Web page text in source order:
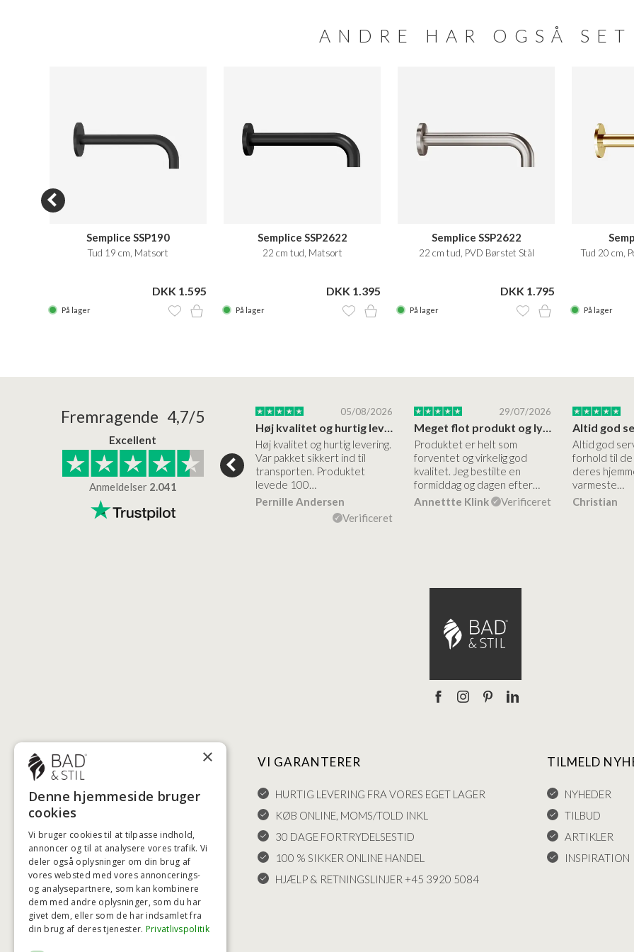
ANDRE HAR OGSÅ SET
Semplice SSP190
Tud 19 cm, Matsort
DKK 1.595
På lager
Semplice SSP2622
22 cm tud, Matsort
DKK 1.395
På lager
Semplice SSP2622
22 cm tud, PVD Børstet Stål
DKK 1.795
På lager
Tud 20 cm,
På lager
Fremragende 4,7/5
Excellent
Anmeldelser 2.041
24/01/2026
Superflot bademøbel og rigtig lynhurtig…
22/01/2026
Kanon god service
Kanon god service. Varerne
bliver leveret hurtigt, og det
er virkelig kvalitet.
Lise
05/08/2026
Høj kvalitet og hurtig levering
Høj kvalitet og hurtig levering.
Var pakket sikkert ind til
transporten. Produktet
levede 100…
Pernille Andersen
Verificeret
29/07/2026
Meget flot produkt og lynhurtigt levering
Produktet er helt som
forventet og virkelig god
kvalitet. Jeg bestilte en
formiddag og dagen efter…
Annettte Klink
Verificeret
Altid god
forhold til de
deres
varmeste…
Christian
NYTTIGE LINKS
HANDELSBETINGELSER
LEVERING OG RETURET
FORTRYDELSESRET
KLAGER
FRAGT
INDSTILLINGER FOR COOKIES
VI GARANTERER
HURTIG LEVERING FRA VORES EGET LAGER
KØB ONLINE, MOMS/TOLD INKL
30 DAGE FORTRYDELSESTID
100 % SIKKER ONLINE HANDEL
HJÆLP & RETNINGSLINJER +45 3920 5084
TILMELD
NYHEDER
TILBUD
ARTIKLER
INSPIRATION
×
Denne hjemmeside bruger
cookies
Vi bruger cookies til at tilpasse indhold,
annoncer og til at analysere vores trafik. Vi
deler også oplysninger om din brug af
vores websted med vores annoncerings-
og analysepartnere, som kan kombinere
dem med andre oplysninger, som du har
givet dem, eller som de har indsamlet fra
din brug af deres tjenester. Privatlivspolitik